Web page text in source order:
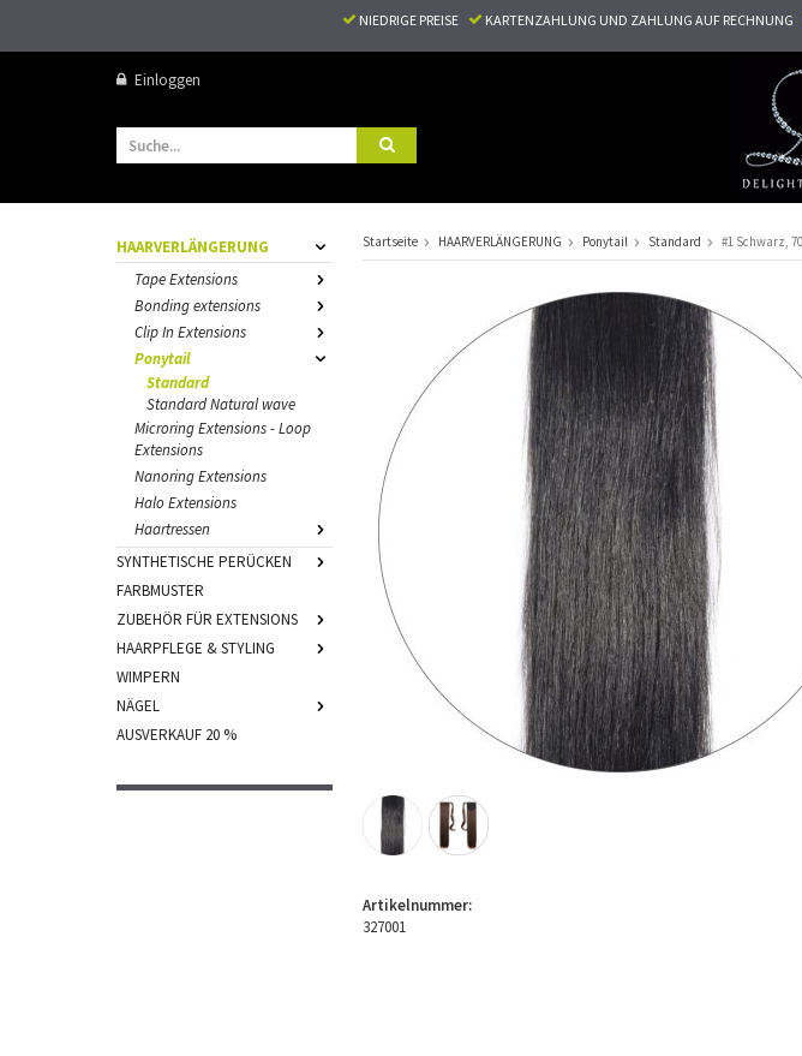
NIEDRIGE PREISE KARTENZAHLUNG UND ZAHLUNG AUF RECHNUNG
Einloggen
HAARVERLÄNGERUNG
Tape Extensions
Bonding extensions
Clip In Extensions
Ponytail
Standard
Standard Natural wave
Microring Extensions - Loop
Extensions
Nanoring Extensions
Halo Extensions
Haartressen
SYNTHETISCHE PERÜCKEN
FARBMUSTER
ZUBEHÖR FÜR EXTENSIONS
HAARPFLEGE & STYLING
WIMPERN
NÄGEL
AUSVERKAUF 20 %
Startseite HAARVERLÄNGERUNG Ponytail Standard #1 Schwarz,
Artikelnummer:
327001